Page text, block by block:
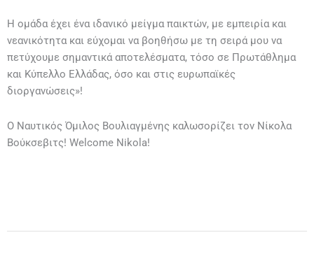
Η ομάδα έχει ένα ιδανικό μείγμα παικτών, με εμπειρία και
νεανικότητα και εύχομαι να βοηθήσω με τη σειρά μου να
πετύχουμε σημαντικά αποτελέσματα, τόσο σε Πρωτάθλημα
και Κύπελλο Ελλάδας, όσο και στις ευρωπαϊκές
διοργανώσεις»!
Ο Ναυτικός Όμιλος Βουλιαγμένης καλωσορίζει τον Νίκολα
Βούκσεβιτς! Welcome Nikola!